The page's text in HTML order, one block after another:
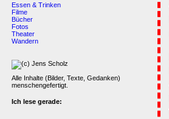
Essen & Trinken
Filme
Bücher
Fotos
Theater
Wandern
Alle Inhalte (Bilder, Texte, Gedanken)
menschengefertigt.
Ich lese gerade: